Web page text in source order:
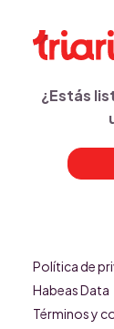
¿Estás
Política de
Habeas Data
Términos y